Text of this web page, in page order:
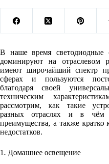
В наше время светодиодные
доминируют на отраслевом
имеют широчайший спектр
сферах и пользуются
благодаря своей
техническим
рассмотрим, как такие
разных отраслях и в чём
преимущества, а также кратко
недостатков.
1. Домашнее освещение